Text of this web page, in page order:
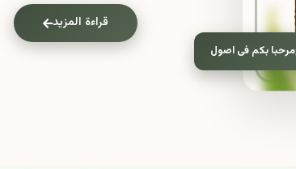
مرحبا بكم فى اصول
قراءة المزيد